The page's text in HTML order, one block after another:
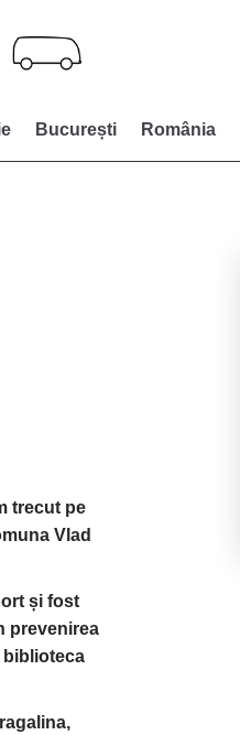
București România
trecut pe
Vlad
și fost
prevenirea
biblioteca